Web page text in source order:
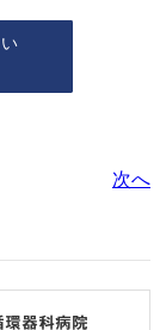
次へ
器科病院